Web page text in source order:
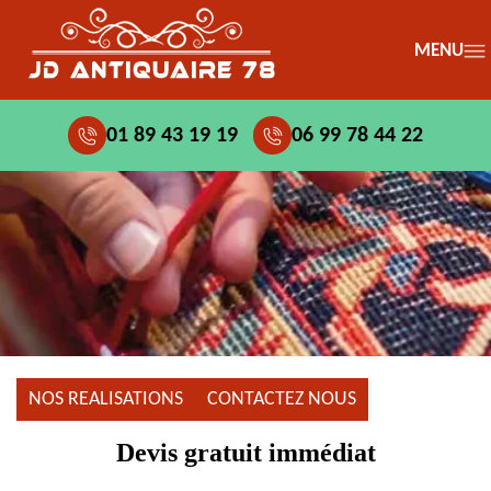
MENU
01 89 43 19 19 06 99 78 44 22
NOS REALISATIONS CONTACTEZ NOUS
Devis gratuit immédiat